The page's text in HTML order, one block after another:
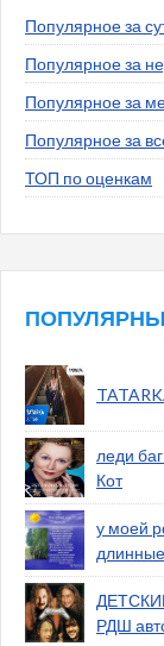
Популярное за
Популярное за
Популярное за
Популярное за
ТОП по оценкам
леди
Кот
у моей
РДШ